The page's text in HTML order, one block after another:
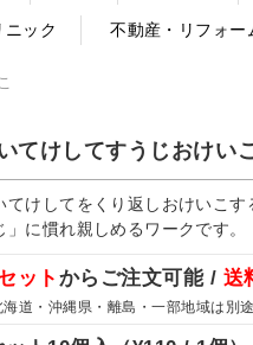
ニック 不動産・リフォー
てけしてすうじおけい
てけしてをくり返しおけいこ
」に慣れ親しめるワークです。
ット からご注文可能 / 送
道・沖縄県・離島・一部地域は別